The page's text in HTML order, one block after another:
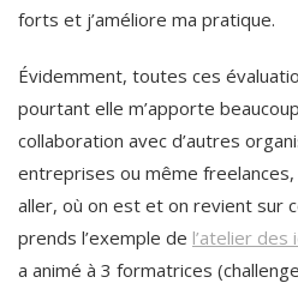
forts et j’améliore ma pratique.
Évidemment, toutes ces
pourtant elle m’apporte
collaboration avec d’autres
entreprises ou même
aller, où on est et on revient sur
prends l’exemple de l’atelier des
a animé à 3 formatrices